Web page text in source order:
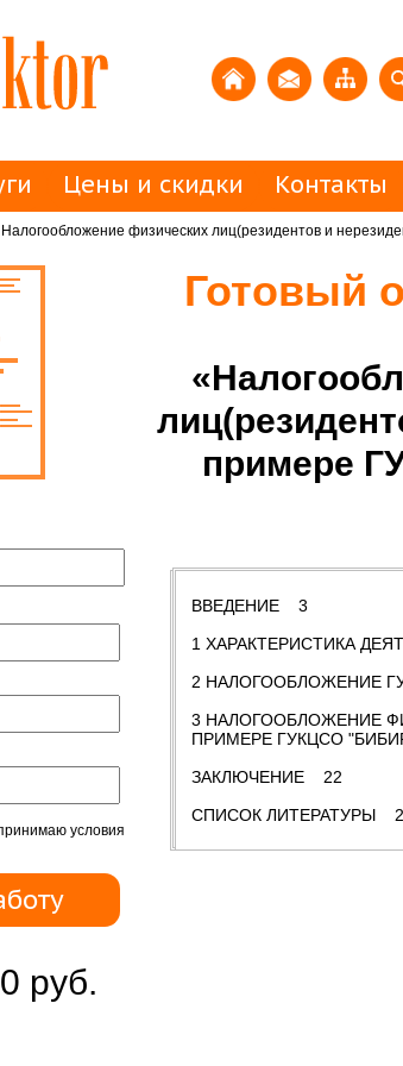
Цены и скидки Контакты
Налогообложение физических лиц(резидентов и
Готовый
примере
условия
руб.
ВВЕДЕНИЕ 3
1 ХАРАКТЕРИСТИКА
2 НАЛОГООБЛОЖЕНИЕ
3 НАЛОГООБЛОЖЕНИЕ
ПРИМЕРЕ ГУКЦСО
ЗАКЛЮЧЕНИЕ 22
СПИСОК ЛИТЕРАТУРЫ